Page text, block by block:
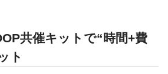
共催キットで“時間+費
ト